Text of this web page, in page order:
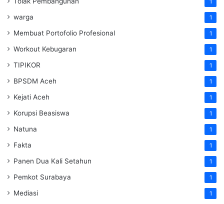
warga 1
Membuat Portofolio Profesional 1
Workout Kebugaran 1
TIPIKOR 1
BPSDM Aceh 1
Kejati Aceh 1
Korupsi Beasiswa 1
Natuna 1
Fakta 1
Panen Dua Kali Setahun 1
Pemkot Surabaya 1
Mediasi 1